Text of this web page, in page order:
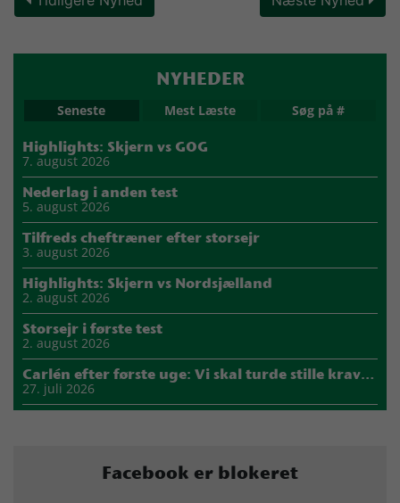
NYHEDER
Seneste Mest Læste Søg på #
Highlights: Skjern vs GOG
7. august 2026
Nederlag i anden test
5. august 2026
Tilfreds cheftræner efter storsejr
3. august 2026
Highlights: Skjern vs Nordsjælland
2. august 2026
Storsejr i første test
2. august 2026
Carlén efter første uge: Vi skal turde stille krav til hinanden
27. juli 2026
Facebook er blokeret